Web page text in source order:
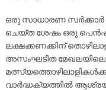
ഒരു സാധാരണ സർക്കാർ
ചെയ്ത ശേഷം ഒരു
ലക്ഷക്കണക്കിന്
അസംഘടിത മേഖലയിലെ
വാർദ്ധക്യത്തിൽ